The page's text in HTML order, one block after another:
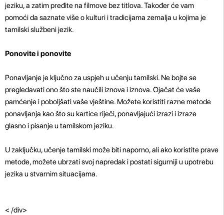
jeziku, a zatim pređite na filmove bez titlova. Također će vam
pomoći da saznate više o kulturi i tradicijama zemalja u kojima je
tamilski službeni jezik.
Ponovite i ponovite
Ponavljanje je ključno za uspjeh u učenju tamilski. Ne bojte se
pregledavati ono što ste naučili iznova i iznova. Ojačat će vaše
pamćenje i poboljšati vaše vještine. Možete koristiti razne metode
ponavljanja kao što su kartice riječi, ponavljajući izrazi i izraze
glasno i pisanje u tamilskom jeziku.
U zaključku, učenje tamilski može biti naporno, ali ako koristite prave
metode, možete ubrzati svoj napredak i postati sigurniji u upotrebu
jezika u stvarnim situacijama.
< /div>